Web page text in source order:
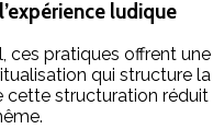
ludique
pratiques offrent
qui structure
cette structuration